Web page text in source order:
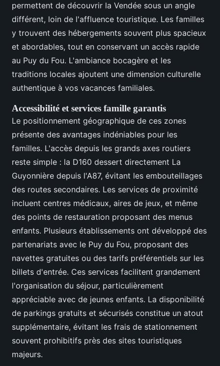
permettent de découvrir la Vendée sous un angle
différent, loin de l'affluence touristique. Les familles
y trouvent des hébergements souvent plus spacieux
et abordables, tout en conservant un accès rapide
au Puy du Fou. L'ambiance bocagère et les
traditions locales ajoutent une dimension culturelle
authentique à vos vacances familiales.
Accessibilité et services famille garantis
Le positionnement géographique de ces zones
présente des avantages indéniables pour les
familles. L'accès depuis les grands axes routiers
reste simple : la D160 dessert directement La
Guyonnière depuis l'A87, évitant les embouteillages
des routes secondaires. Les services de proximité
incluent centres médicaux, aires de jeux, et même
des points de restauration proposant des menus
enfants. Plusieurs établissements ont développé des
partenariats avec le Puy du Fou, proposant des
navettes gratuites ou des tarifs préférentiels sur les
billets d'entrée. Ces services facilitent grandement
l'organisation du séjour, particulièrement
appréciable avec de jeunes enfants. La disponibilité
de parkings gratuits et sécurisés constitue un atout
supplémentaire, évitant les frais de stationnement
souvent prohibitifs près des sites touristiques
majeurs.